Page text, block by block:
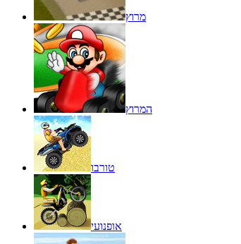
מרוץ
המרוץ
טורבו
אופנועי